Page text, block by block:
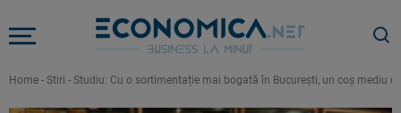
Home - Stiri - Studiu: Cu o sortimentație mai bogată în București, un coș mediu